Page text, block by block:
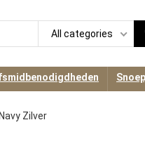
All categories
Zilver